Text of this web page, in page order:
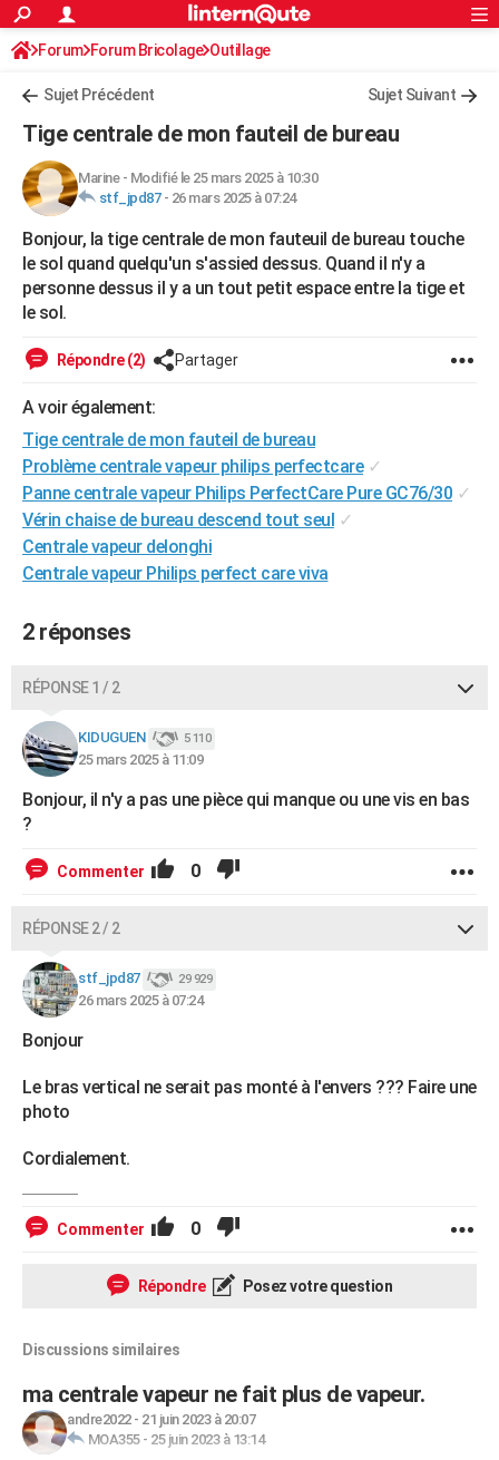
ACTUALITÉS
Politique
Société
Faits Divers
Education
Monde
Villes
+
FINANCE
Retraite
Impôts
Epargne
Immobilier
Risques naturels par ville
Banque
Assurance
Crédit
AUTO
Essais
Réserver un essai
Citadines
Berlines
SUV
Forum auto
+HIGH-TECH
Mobiles
Meilleur smartphone
Internet
Ordinateurs
Jeux vidéo
Guide high-tech
BRICOLAGE
WEEK-END
Art de vivre
Bien-être
Loisirs
Mode
Modes de vie
SANTE
Alimentation
Guide de la santé
Maladies
Médicaments
Sommeil
Destinations
City break
Voyage nature
Voyage de noces
Forum
Climat
+PHOTO
GUIDES D'ACHAT
Dictionnaire
Biographies
Citations
Expressions
Proverbes
PROGRAMME TV
COPAINS D'AVANT
Bricolage
Lifestyle
Culture
Sport
Auto
Television
Voyage
Cinema
S'inscrire
Connexion
Forum Forum Bricolage Outillage
Sujet Précédent Sujet Suivant
Tige centrale de mon fauteil de bureau
Marine- Modifié le 25 mars 2025 à 10:30
stf_jpd87- 26 mars 2025 à 07:24
Bonjour, la tige centrale de mon fauteuil de bureau touche
le sol quand quelqu'un s'assied dessus. Quand il n'y a
personne dessus il y a un tout petit espace entre la tige et
le sol.
Répondre (2) Partager
A voir également:
Tige centrale de mon fauteil de bureau
Problème centrale vapeur philips perfectcare ✓
Panne centrale vapeur Philips PerfectCare Pure GC76/30 ✓
Vérin chaise de bureau descend tout seul ✓
Centrale vapeur delonghi
Centrale vapeur Philips perfect care viva
2 réponses
RÉPONSE 1 / 2
KIDUGUEN 5 110
25 mars 2025 à 11:09
Bonjour, il n'y a pas une pièce qui manque ou une vis en bas
?
Commenter 0
RÉPONSE 2 / 2
stf_jpd87 29 929
26 mars 2025 à 07:24
Bonjour
Le bras vertical ne serait pas monté à l'envers ??? Faire une
photo
Cordialement.
Commenter 0
Répondre Posez votre question
Discussions similaires
ma centrale vapeur ne fait plus de vapeur.
andre2022- 21 juin 2023 à 20:07
MOA355- 25 juin 2023 à 13:14